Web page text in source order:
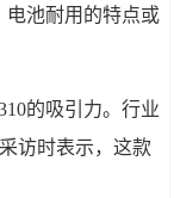
电池耐用的特点或
的吸引力。行业
访时表示，这款